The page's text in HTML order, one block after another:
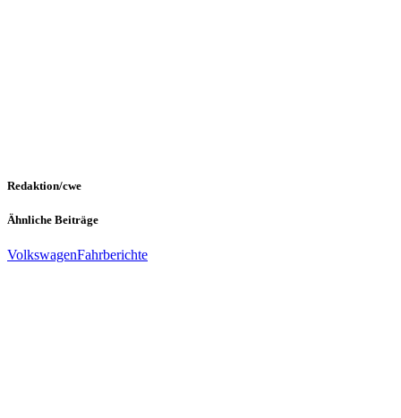
Redaktion/cwe
Ähnliche Beiträge
VolkswagenFahrberichte